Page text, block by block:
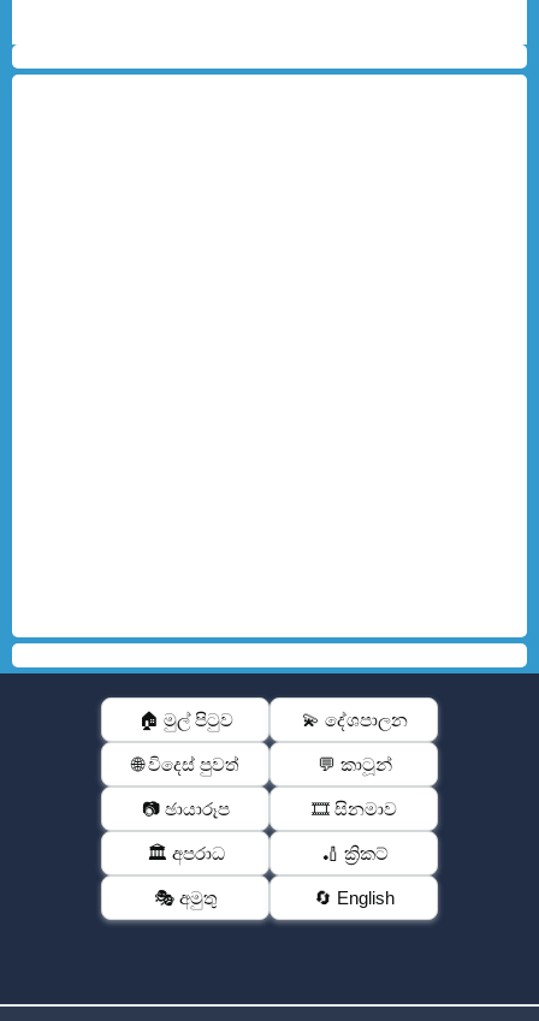
🏠 මුල් පිටුව 💫 දේශපාලන
🌐 විදෙස් පුවත් 💬 කාටූන්
📷 ඡායාරූප 🎞️ සිනමාව
🏛️ අපරාධ 🏏 ක්‍රිකට්
🎭 අමුතු 🔄 English